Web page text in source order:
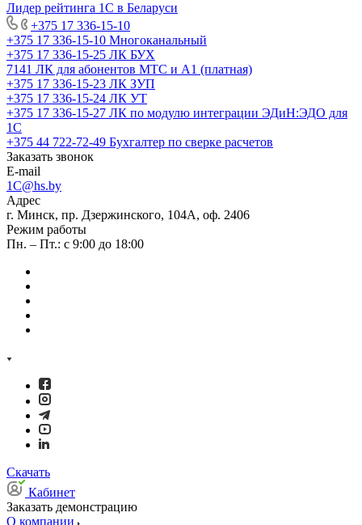
Лидер рейтинга 1С в Беларуси
+375 17 336-15-10
+375 17 336-15-10 Многоканальный
+375 17 336-15-25 ЛК БУХ
7141 ЛК для абонентов МТС и А1 (платная)
+375 17 336-15-23 ЛК ЗУП
+375 17 336-15-24 ЛК УТ
+375 17 336-15-27 ЛК по модулю интеграции ЭДиН:ЭДО для
1С
+375 44 722-72-49 Бухгалтер по сверке расчетов
Заказать звонок
E-mail
1C@hs.by
Адрес
г. Минск, пр. Дзержинского, 104А, оф. 2406
Режим работы
Пн. – Пт.: с 9:00 до 18:00
Скачать
Кабинет
Заказать демонстрацию
О компании